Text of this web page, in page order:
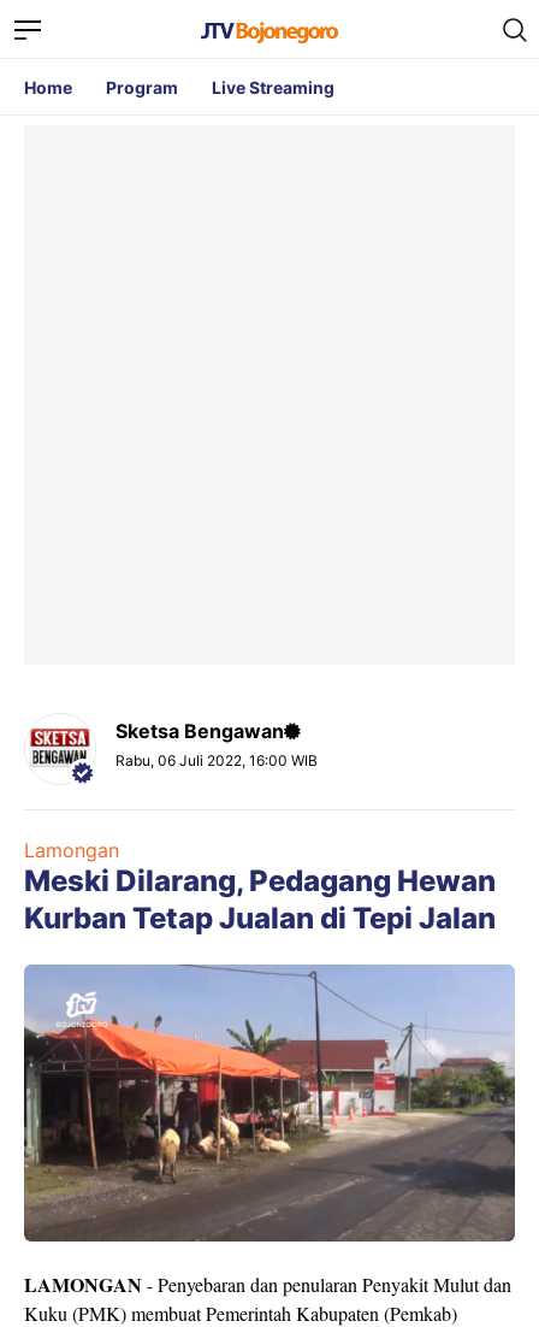
Home Program Live Streaming
Sketsa Bengawan
Rabu, 06 Juli 2022, 16:00 WIB
Lamongan
Meski Dilarang, Pedagang Hewan
Kurban Tetap Jualan di Tepi Jalan
LAMONGAN- Penyebaran dan penularan Penyakit Mulut dan
Kuku (PMK) membuat Pemerintah Kabupaten (Pemkab)